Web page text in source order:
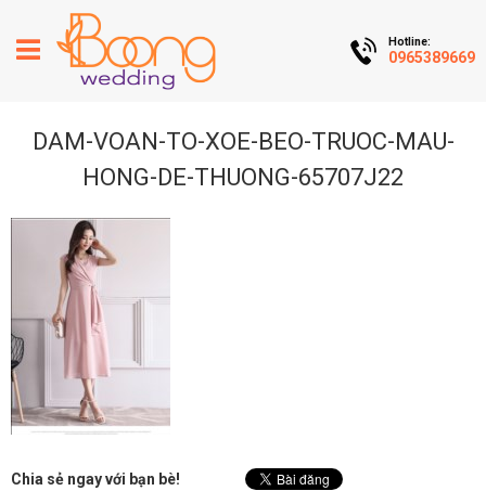
Hotline:
0965389669
DAM-VOAN-TO-XOE-BEO-TRUOC-MAU-
HONG-DE-THUONG-65707J22
Chia sẻ ngay với bạn bè!